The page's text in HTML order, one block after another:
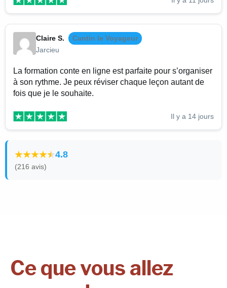
Claire S.
Cantin le Voyageur
Jarcieu
La formation conte en ligne est parfaite pour s’organiser
à son rythme. Je peux réviser chaque leçon autant de
fois que je le souhaite.
Il y a 14 jours
4.8
(216 avis)
Ce que vous allez